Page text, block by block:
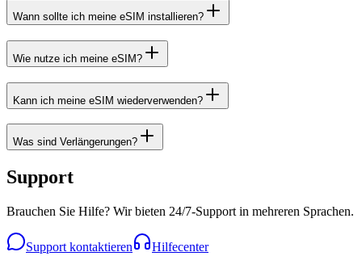
Wann sollte ich meine eSIM installieren?
Wie nutze ich meine eSIM?
Kann ich meine eSIM wiederverwenden?
Was sind Verlängerungen?
Support
Brauchen Sie Hilfe? Wir bieten 24/7-Support in mehreren Sprachen.
Support kontaktieren Hilfecenter